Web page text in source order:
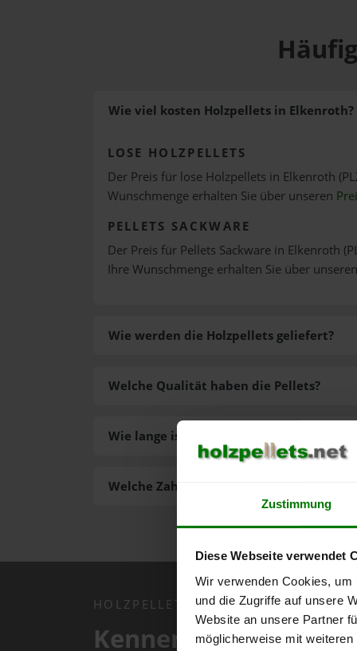
Zustimmung
Diese Webseite verwendet
Wir verwenden Cookies,
und die Zugriffe auf unsere
Website an unsere Partner
möglicherweise mit
Wie viel kosten Holzpellets in Elkenroth?
LOSE HOLZPELLETS
Der Preis für lose Holzpellets in Elkenroth
Wunschmenge erhalten Sie über unseren
PELLETS SACKWARE
Der Preis für Pellets Sackware in Elkenroth
Ihre Wunschmenge erhalten Sie über unseren
Wie werden die Holzpellets geliefert?
Welche Zahlungsarten gibt es?
Welche Qualität haben die Pellets?
Wie lange ist die Lieferzeit der Pellets?
HOLZPELLETS.NET APP
Kennen Sie schon